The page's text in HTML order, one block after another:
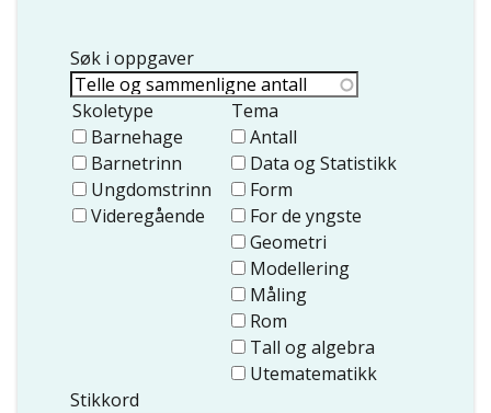
Søk i oppgaver
Skoletype
Barnehage
Barnetrinn
Ungdomstrinn
Videregående
Tema
Antall
Data og Statistikk
Form
For de yngste
Geometri
Modellering
Måling
Rom
Tall og algebra
Utematematikk
Stikkord